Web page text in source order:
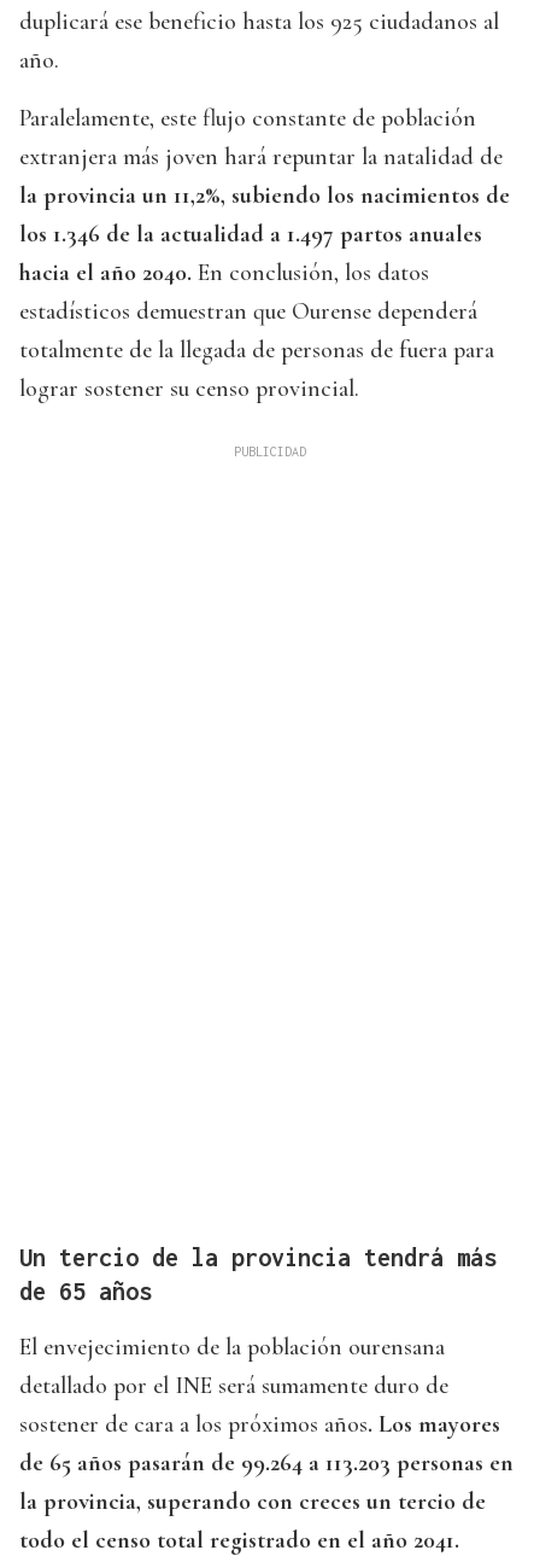
duplicará ese beneficio hasta los 925 ciudadanos al
año.
Paralelamente, este flujo constante de población
extranjera más joven hará repuntar la natalidad de
la provincia un 11,2%, subiendo los nacimientos de
los 1.346 de la actualidad a 1.497 partos anuales
hacia el año 2040. En conclusión, los datos
estadísticos demuestran que Ourense dependerá
totalmente de la llegada de personas de fuera para
lograr sostener su censo provincial.
Un tercio de la provincia tendrá más
de 65 años
El envejecimiento de la población ourensana
detallado por el INE será sumamente duro de
sostener de cara a los próximos años. Los mayores
de 65 años pasarán de 99.264 a 113.203 personas en
la provincia, superando con creces un tercio de
todo el censo total registrado en el año 2041.